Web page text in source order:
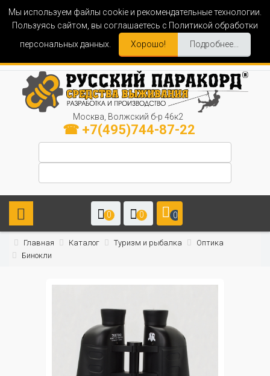
Мы используем файлы cookie и рекомендательные технологии.
Пользуясь сайтом, вы соглашаетесь с Политикой обработки
персональных данных.
Хорошо! Подробнее...
Москва, Волжский б-р 46к2
☎ +7(495)744-87-22
0 0 0
Главная Каталог Туризм и рыбалка
Оптика
Бинокли